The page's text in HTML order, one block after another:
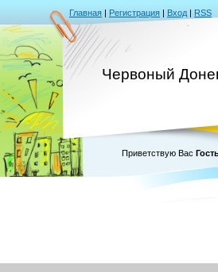
Главная | Регистрация | Вход | RSS
Червоный
Приветствую Вас